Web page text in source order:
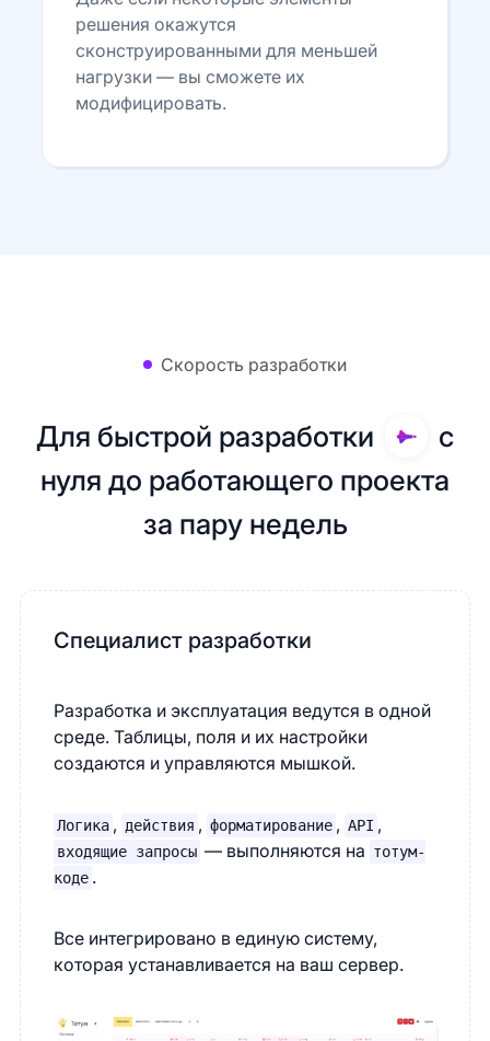
решения окажутся
сконструированными для меньшей
нагрузки — вы сможете их
модифицировать.
Скорость разработки
Для быстрой разработки
с
нуля до работающего проекта
за пару недель
Специалист разработки
Разработка и эксплуатация ведутся в одной
среде. Таблицы, поля и их настройки
создаются и управляются мышкой.
Логика , действия , форматирование , API ,
входящие запросы — выполняются на тотум-
коде .
Все интегрировано в единую систему,
которая устанавливается на ваш сервер.